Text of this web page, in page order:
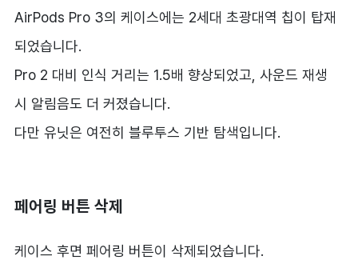
AirPods Pro 3의 케이스에는 2세대 초광대역 칩이 탑재
되었습니다.
Pro 2 대비 인식 거리는 1.5배 향상되었고, 사운드 재생
시 알림음도 더 커졌습니다.
다만 유닛은 여전히 블루투스 기반 탐색입니다.
페어링 버튼 삭제
케이스 후면 페어링 버튼이 삭제되었습니다.